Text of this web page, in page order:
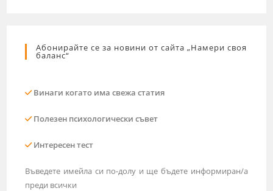
Абонирайте се за новини от сайта „Намери своя
баланс“
Винаги когато има свежа статия
Полезен психологически съвет
Интересен тест
Въведете имейла си по-долу и ще бъдете информиран/а
преди всички